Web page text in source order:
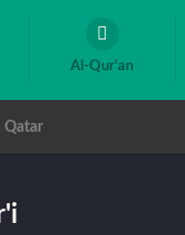
Al-Qur'an
Qatar